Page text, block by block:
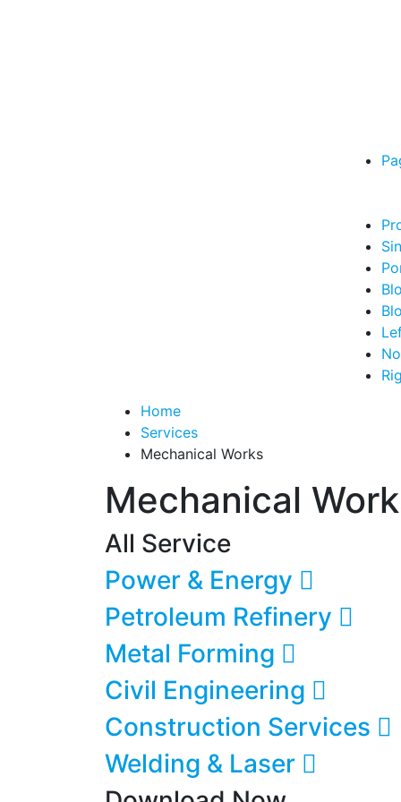
Home
Services
Mechanical Works
Mechanical
All Service
Power & Energy
Petroleum Refinery
Metal Forming
Civil Engineering
Construction Services
Welding & Laser